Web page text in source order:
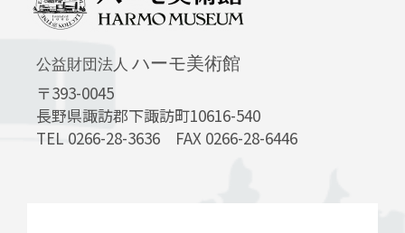
公益財団法人 ハーモ美術館
〒393-0045
長野県諏訪郡下諏訪町10616-540
TEL 0266-28-3636 FAX 0266-28-6446